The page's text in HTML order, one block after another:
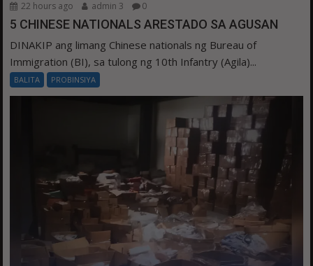
22 hours ago admin 3 0
5 CHINESE NATIONALS ARESTADO SA AGUSAN
DINAKIP ang limang Chinese nationals ng Bureau of
Immigration (BI), sa tulong ng 10th Infantry (Agila)...
BALITA PROBINSIYA